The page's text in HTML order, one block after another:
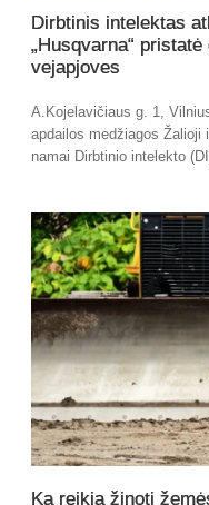
Dirbtinis intelektas
„Husqvarna“
vejapjoves
A.Kojelavičiaus g. 1,
apdailos medžiagos Žalioji
namai Dirbtinio intelekto
Ką reikia žinoti